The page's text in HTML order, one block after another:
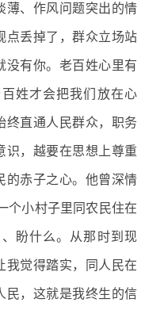
薄、作风问题突出的情
点丢掉了，群众立场站
没有你。老百姓心里有
姓才会把我们放在心
终直通人民群众，职务
识，越要在思想上尊重
的赤子之心。他曾深情
个小村子里同农民住在
盼什么。从那时到现
我觉得踏实，同人民在
民，这就是我终生的信